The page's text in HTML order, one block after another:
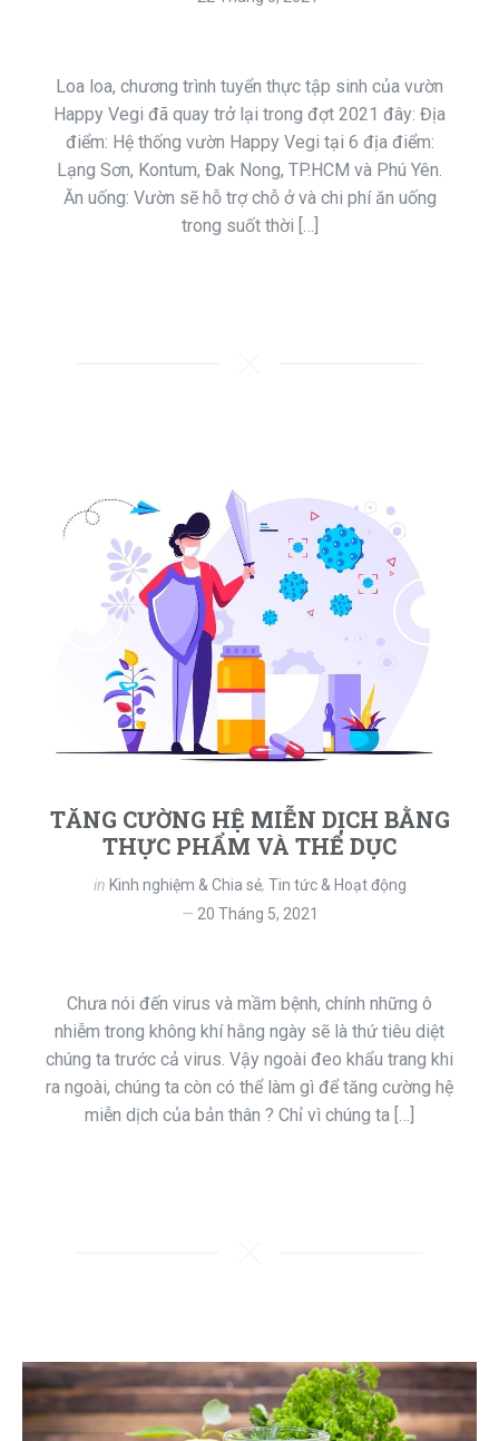
Loa loa, chương trình tuyển thực tập sinh của vườn
Happy Vegi đã quay trở lại trong đợt 2021 đây: Địa
điểm: Hệ thống vườn Happy Vegi tại 6 địa điểm:
Lạng Sơn, Kontum, Đak Nong, TP.HCM và Phú Yên.
Ăn uống: Vườn sẽ hỗ trợ chỗ ở và chi phí ăn uống
trong suốt thời […]
TĂNG CƯỜNG HỆ MIỄN DỊCH BẰNG
THỰC PHẨM VÀ THỂ DỤC
in Kinh nghiệm & Chia sẻ, Tin tức & Hoạt động
20 Tháng 5, 2021
Chưa nói đến virus và mầm bệnh, chính những ô
nhiễm trong không khí hằng ngày sẽ là thứ tiêu diệt
chúng ta trước cả virus. Vậy ngoài đeo khẩu trang khi
ra ngoài, chúng ta còn có thể làm gì để tăng cường hệ
miễn dịch của bản thân ? Chỉ vì chúng ta […]